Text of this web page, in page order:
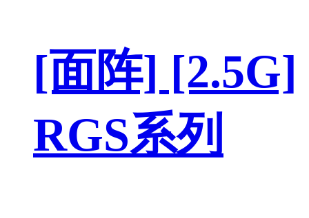
[面阵] [2.5G]
RGS系列